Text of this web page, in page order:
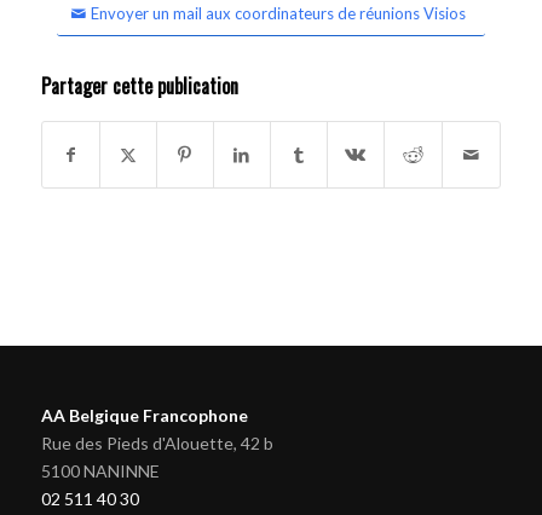
Envoyer un mail aux coordinateurs de réunions Visios
Partager cette publication
AA Belgique Francophone
Rue des Pieds d'Alouette, 42 b
5100 NANINNE
02 511 40 30